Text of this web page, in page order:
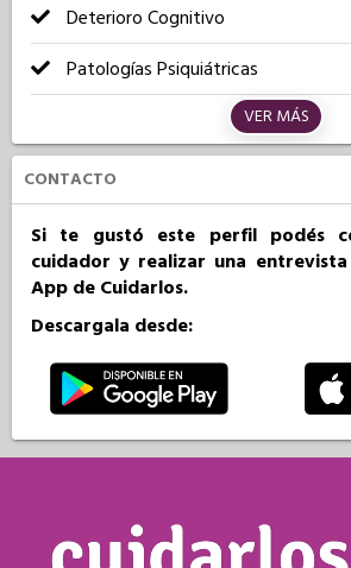
Deterioro Cognitivo
Patologías Psiquiátricas
VER MÁS
CONTACTO
Si te gustó este perfil podés
cuidador y realizar una
App de Cuidarlos.
Descargala desde: